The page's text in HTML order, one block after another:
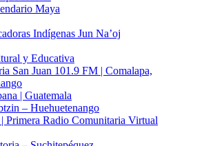
Maya
Indígenas Jun Na’oj
y Educativa
San Juan 101.9 FM | Comalapa,
| Guatemala
– Huehuetenango
Primera Radio Comunitaria Virtual